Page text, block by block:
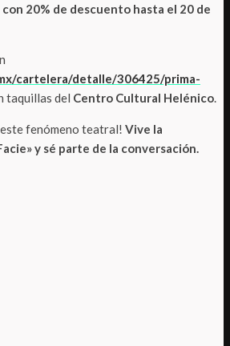
20% de descuento hasta el 20 de
cartelera/detalle/306425/prima-
taquillas del Centro Cultural Helénico.
fenómeno teatral! Vive la
y sé parte de la conversación.